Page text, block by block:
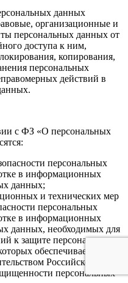
данных
организационные и
персональных данных от
доступа к ним,
копирования,
персональных
действий в
с ФЗ «О персональных
персональных
в информационных
данных;
и технических мер
персональных
в информационных
данных, необходимых для
к защите персональных
обеспечивает
Российской
персональных